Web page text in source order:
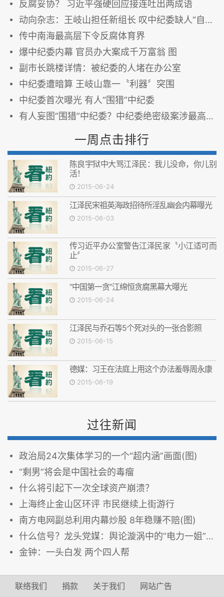
反腐妥协？ 习近平强硬回应接连吐出两成语
动向杂志：王岐山担任新组长 叹中纪委缺人“自身难保”
传中南海最高层下令反腐体育界
爆中纪委内幕 官员办大案成千万富翁 图
副市长跳楼详情：被纪委的人堵在办公室
中纪委遭暗算 王岐山靠一〝利器〞突围
中纪委首次曝光 有人“围猎”中纪委
有人妄图“围猎”中纪委？中纪委绝密级案涉最高层 图
一周点击排行
陈良宇狱中大骂江泽民：我儿没命，你儿别
活！
2015-06-24
江泽民宋祖英海政招待所淫乱幽会内幕曝光
2015-06-03
传习近平办公室警告江泽民家〝小江适可而
止〞
2015-06-27
“中国第一贪”江绵恒贪腐黑幕大曝光
2015-06-24
江泽民与乔石等5个死对头的一张合影照
2015-06-15
德媒：习王在法庭上用这个办法羞辱周永康
2015-06-19
过往新闻
政治局24次集体学习的一个“超内涵”画面(图)
“剩男”将会是中国社会的毒瘤
什么将引起下一次全球资产崩溃？
上海终止金山区环评 市民继续上街游行
南方电网副总利用内幕炒股 8年稳赚不赔(图)
什么信号？龙头党媒：舆论漩涡中的“电力一姐”李小琳
金钟：一头白发 两个四人帮
联络我们 捐款 关于我们 网站广告